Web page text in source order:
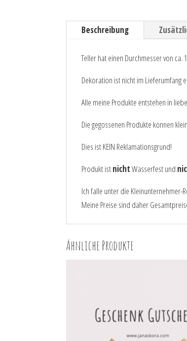
Beschreibung
Teller hat einen Durchmesser von ca.
Dekoration ist nicht im Lieferumfang
Alle meine Produkte entstehen in
Die gegossenen Produkte können
Dies ist KEIN Reklamationsgrund!
Produkt istnichtWasserfest und
Ich falle unter die Kleinunternehmer-
Meine Preise sind daher
Ähnliche Produkte